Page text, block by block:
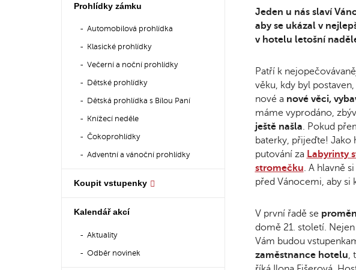
Jeden u nás slaví
aby se ukázal v
v hotelu letošní
Patří k
věku, kdy byl
nové a nové věci,
máme vyprodáno,
ještě našla. Pokud
baterky, přijeďte! Jako
putování za Labyrinty
stromečku. A hlavně
před Vánocemi, aby
V první řadě se
domě 21. století.
Vám budou
zaměstnance hotelu,
Prohlídky zámku
Automobilová prohlídka
Klasické prohlídky
Večerní a noční prohlídky
Dětské prohlídky
Dětská prohlídka s Bílou Paní
Knížecí neděle
Čokoprohlídky
Adventní a vánoční prohlídky
Koupit vstupenky
Kalendář akcí
Aktuality
Odběr novinek